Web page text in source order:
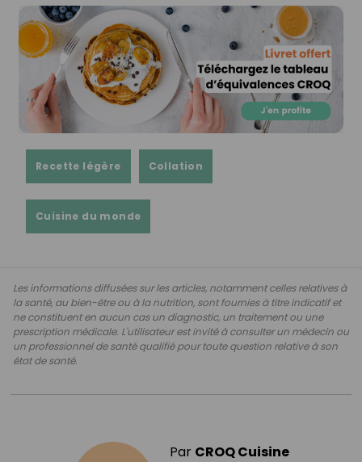
Recette légère Collation
Cuisine du monde
Les informations diffusées sur les articles, notamment celles relatives à
la santé, au bien-être ou à la nutrition, sont fournies à titre indicatif et
ne constituent en aucun cas un diagnostic, un traitement ou une
prescription médicale. L'utilisateur est invité à consulter un médecin ou
un professionnel de santé qualifié pour toute question relative à son
état de santé.
Par CROQ Cuisine